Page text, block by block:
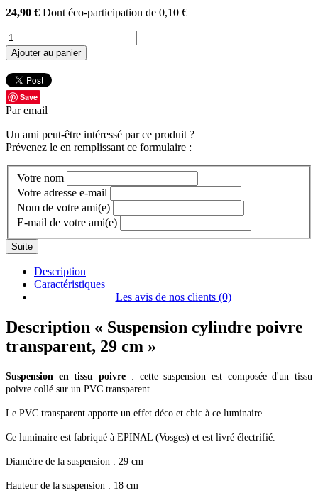
24,90 € Dont éco-participation de 0,10 €
Ajouter au panier
Save
Par email
Un ami peut-être intéressé par ce produit ?
Prévenez le en remplissant ce formulaire :
Votre nom
Votre adresse e-mail
Nom de votre ami(e)
E-mail de votre ami(e)
Suite
Description
Caractéristiques
Les avis de nos clients (0)
Description « Suspension cylindre poivre
transparent, 29 cm »
Suspension en tissu poivre : cette suspension est composée d'un tissu
poivre collé sur un PVC transparent.
Le PVC transparent apporte un effet déco et chic à ce luminaire.
Ce luminaire est fabriqué à EPINAL (Vosges) et est livré électrifié.
Diamètre de la suspension : 29 cm
Hauteur de la suspension : 18 cm